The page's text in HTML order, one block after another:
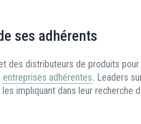
ses adhérents
des distributeurs de produits
entreprises adhérentes. Leaders
impliquant dans leur recherche